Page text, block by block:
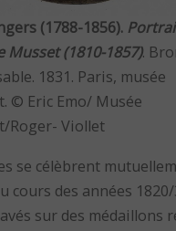
(1788-1856).
Musset (1810-1857).
1831. Paris, musée
© Eric Emo/ Musée
Roger- Viollet
se célèbrent
cours des années
sur des médaillons